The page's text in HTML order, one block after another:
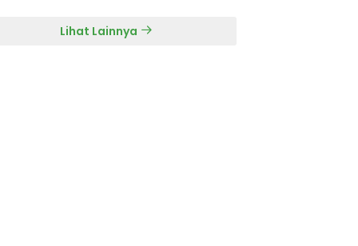
Lihat Lainnya